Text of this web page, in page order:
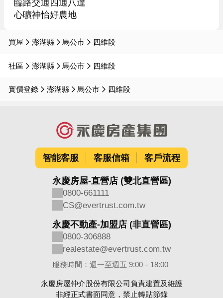
臨路交通四通八達
心曠神怡好農地
買屋 澎湖縣 馬公市 四維段
社區 澎湖縣 馬公市 四維段
實價登錄 澎湖縣 馬公市 四維段
智能客服 客服信箱 客戶流程
永慶房屋-直營店 (雙北直營區)
0800-661111
CS@evertrust.com.tw
永慶不動產-加盟店 (非直營區)
0800-306888
realestate@evertrust.com.tw
服務時間：週一至週五 9:00－18:00
永慶房屋仲介股份有限公司負責建置及維護
非經正式書面同意，禁止轉貼節錄